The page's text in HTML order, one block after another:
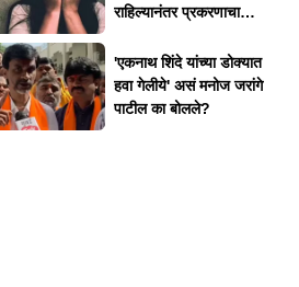
राहिल्यानंतर प्रकरणाचा
'एकनाथ शिंदे यांच्या डोक्यात
हवा गेलीये' असं मनोज जरांगे
पाटील का बोलले?